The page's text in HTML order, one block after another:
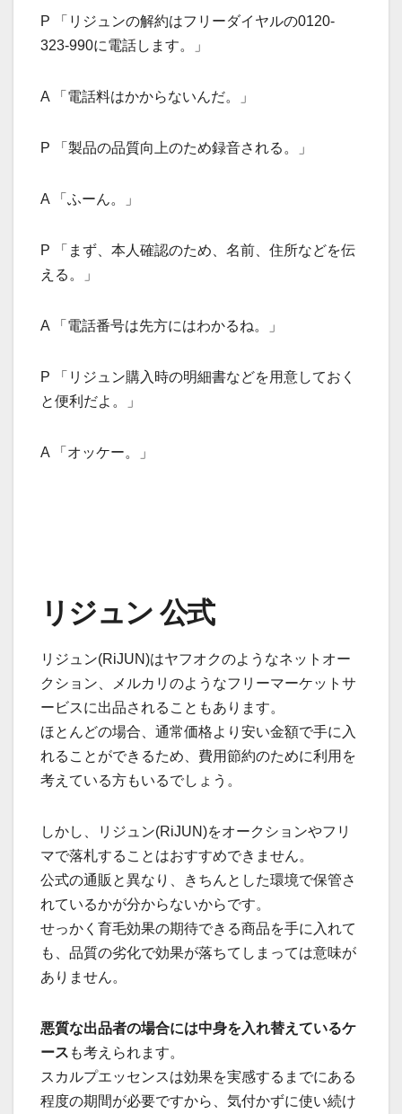
P 「リジュンの解約はフリーダイヤルの0120-
323-990に電話します。」
A 「電話料はかからないんだ。」
P 「製品の品質向上のため録音される。」
A 「ふーん。」
P 「まず、本人確認のため、名前、住所などを伝
える。」
A 「電話番号は先方にはわかるね。」
P 「リジュン購入時の明細書などを用意しておく
と便利だよ。」
A 「オッケー。」
リジュン 公式
リジュン(RiJUN)はヤフオクのようなネットオー
クション、メルカリのようなフリーマーケットサ
ービスに出品されることもあります。
ほとんどの場合、通常価格より安い金額で手に入
れることができるため、費用節約のために利用を
考えている方もいるでしょう。
しかし、リジュン(RiJUN)をオークションやフリ
マで落札することはおすすめできません。
公式の通販と異なり、きちんとした環境で保管さ
れているかが分からないからです。
せっかく育毛効果の期待できる商品を手に入れて
も、品質の劣化で効果が落ちてしまっては意味が
ありません。
悪質な出品者の場合には中身を入れ替えているケ
ース も考えられます。
スカルプエッセンスは効果を実感するまでにある
程度の期間が必要ですから、気付かずに使い続け